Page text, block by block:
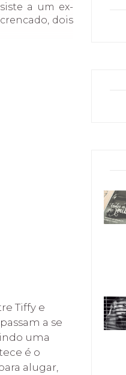
a um ex-
dois
Tiffy e
a se
uma
é o
alugar,